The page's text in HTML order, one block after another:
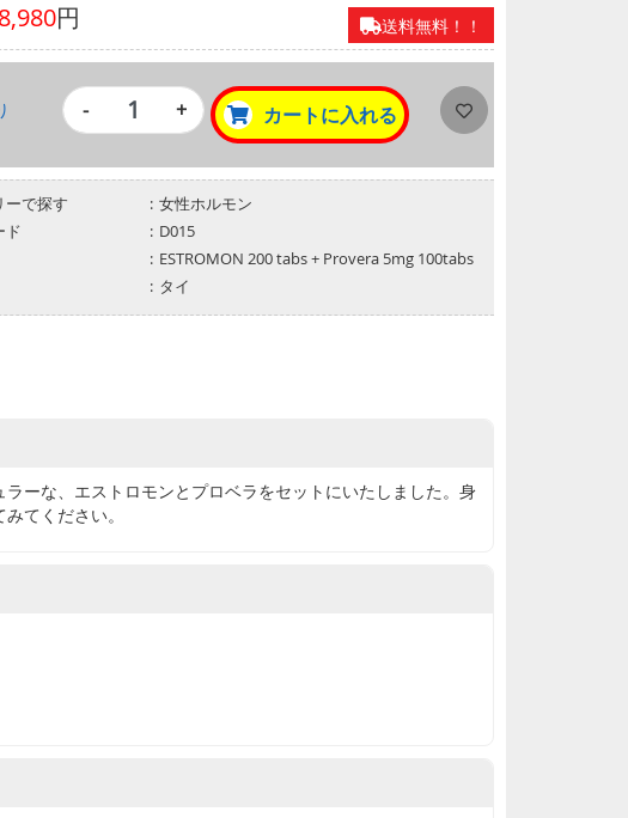
一性障害の治療に女性のエストロゲン置換療法として、世界中
ピュラーで広く使われているお薬です。
プロベラは、もう一つの女性ホルモンの「黄体ホルモン薬」で
は、切迫流産や習慣性流早産を防ぐために用いられますが、エス
療や更年期障害の主症状の緩和に用いられます。
8,980円 送料無料！！
- + カートに入れる
ーで探す
女性ホルモン
ド
D015
ESTROMON 200 tabs + Provera 5mg 100tabs
タイ
ーな、エストロモンとプロベラをセットにいたしました。身
てください。